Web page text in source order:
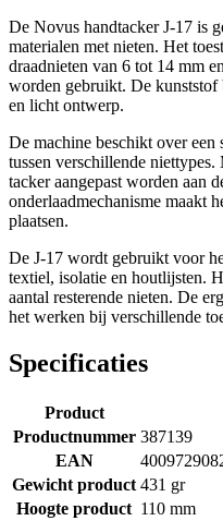
De Novus handtacker J-17 is
materialen met nieten. Het
draadnieten van 6 tot 14 mm
worden gebruikt. De
en licht ontwerp.
De machine beschikt over een
tussen verschillende
tacker aangepast worden aan
onderlaadmechanisme maakt
plaatsen.
De J-17 wordt gebruikt voor
textiel, isolatie en houtlijsten.
aantal resterende nieten. De
het werken bij verschillende
Specificaties
Product
Productnummer 387139
EAN
Gewicht product 431 gr
Hoogte product 110 mm